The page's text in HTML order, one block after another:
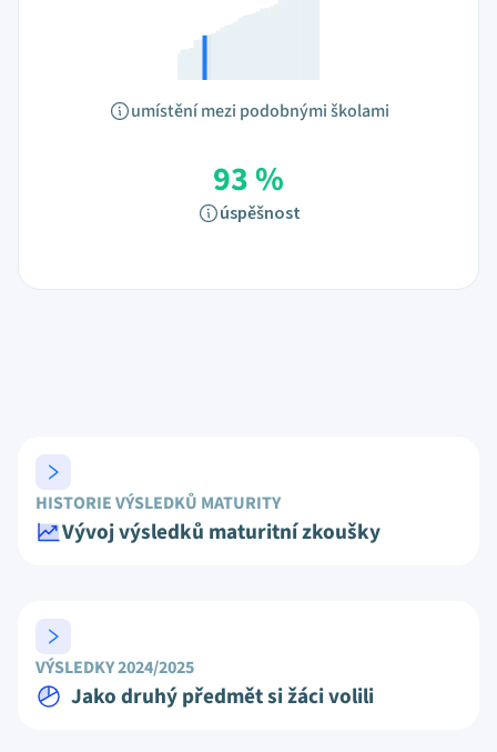
umístění mezi podobnými školami
93 %
úspěšnost
HISTORIE VÝSLEDKŮ MATURITY
Vývoj výsledků maturitní zkoušky
VÝSLEDKY 2024/2025
Jako druhý předmět si žáci volili